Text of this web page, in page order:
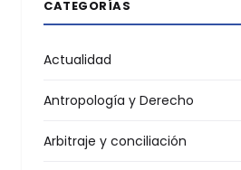
CATEGORÍAS
Actualidad
Antropología y Derecho
Arbitraje y conciliación